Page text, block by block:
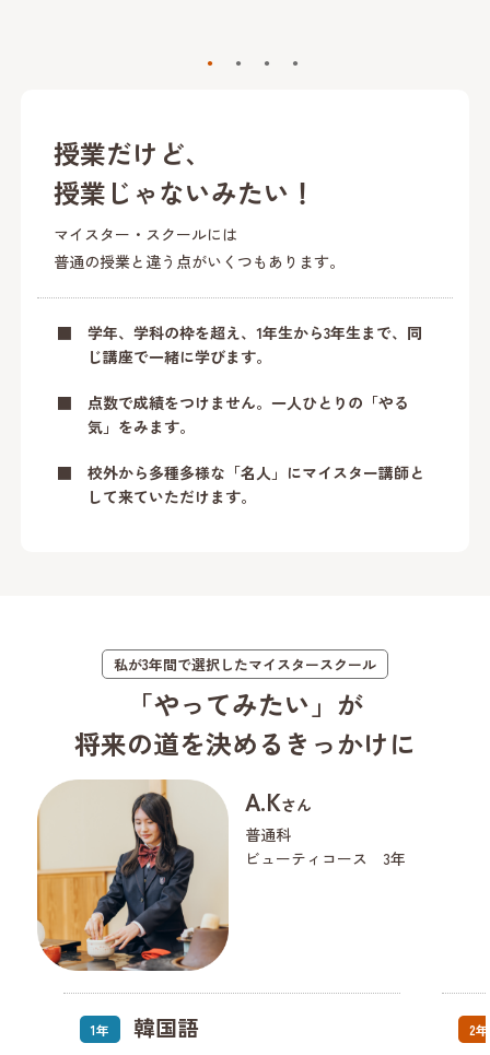
授業だけど、
授業じゃないみたい！
マイスター・スクールには
普通の授業と違う点がいくつもあります。
■ 学年、学科の枠を超え、1年生から3年生まで、同
じ講座で一緒に学びます。
■ 点数で成績をつけません。一人ひとりの「やる
気」をみます。
■ 校外から多種多様な「名人」にマイスター講師と
して来ていただけます。
私が3年間で選択したマイスタースクール
「やってみたい」が
将来の道を決めるきっかけに
A.Kさん
普通科
ビューティコース 3年
1年 韓国語 2年